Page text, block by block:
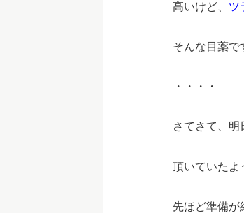
高いけど、 ツ
そんな目薬で
・・・・
さてさて、明
頂いていたよ
先ほど準備が